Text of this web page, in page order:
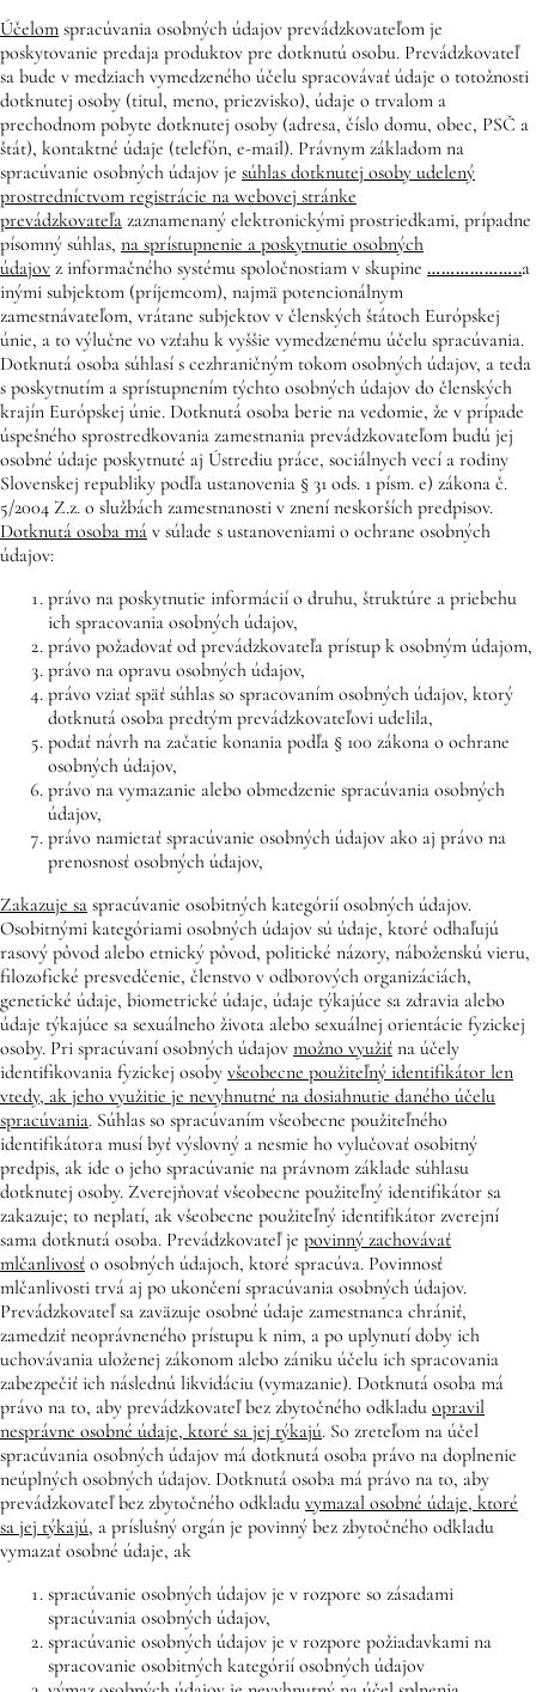
Účelom spracúvania osobných údajov prevádzkovateľom je
poskytovanie predaja produktov pre dotknutú osobu. Prevádzkovateľ
sa bude v medziach vymedzeného účelu spracovávať údaje o totožnosti
dotknutej osoby (titul, meno, priezvisko), údaje o trvalom a
prechodnom pobyte dotknutej osoby (adresa, číslo domu, obec, PSČ a
štát), kontaktné údaje (telefón, e-mail). Právnym základom na
spracúvanie osobných údajov je súhlas dotknutej osoby udelený
prostredníctvom registrácie na webovej stránke
prevádzkovateľa zaznamenaný elektronickými prostriedkami, prípadne
písomný súhlas, na sprístupnenie a poskytnutie osobných
údajov z informačného systému spoločnostiam v skupine ………………..a
inými subjektom (príjemcom), najmä potencionálnym
zamestnávateľom, vrátane subjektov v členských štátoch Európskej
únie, a to výlučne vo vzťahu k vyššie vymedzenému účelu spracúvania.
Dotknutá osoba súhlasí s cezhraničným tokom osobných údajov, a teda
s poskytnutím a sprístupnením týchto osobných údajov do členských
krajín Európskej únie. Dotknutá osoba berie na vedomie, že v prípade
úspešného sprostredkovania zamestnania prevádzkovateľom budú jej
osobné údaje poskytnuté aj Ústrediu práce, sociálnych vecí a rodiny
Slovenskej republiky podľa ustanovenia § 31 ods. 1 písm. e) zákona č.
5/2004 Z.z. o službách zamestnanosti v znení neskorších predpisov.
Dotknutá osoba má v súlade s ustanoveniami o ochrane osobných
údajov:
právo na poskytnutie informácií o druhu, štruktúre a priebehu
ich spracovania osobných údajov,
právo požadovať od prevádzkovateľa prístup k osobným údajom,
právo na opravu osobných údajov,
právo vziať späť súhlas so spracovaním osobných údajov, ktorý
dotknutá osoba predtým prevádzkovateľovi udelila,
podať návrh na začatie konania podľa § 100 zákona o ochrane
osobných údajov,
právo na vymazanie alebo obmedzenie spracúvania osobných
údajov,
právo namietať spracúvanie osobných údajov ako aj právo na
prenosnosť osobných údajov,
Zakazuje sa spracúvanie osobitných kategórií osobných údajov.
Osobitnými kategóriami osobných údajov sú údaje, ktoré odhaľujú
rasový pôvod alebo etnický pôvod, politické názory, náboženskú vieru,
filozofické presvedčenie, členstvo v odborových organizáciách,
genetické údaje, biometrické údaje, údaje týkajúce sa zdravia alebo
údaje týkajúce sa sexuálneho života alebo sexuálnej orientácie fyzickej
osoby. Pri spracúvaní osobných údajov možno využiť na účely
identifikovania fyzickej osoby všeobecne použiteľný identifikátor len
vtedy, ak jeho využitie je nevyhnutné na dosiahnutie daného účelu
spracúvania. Súhlas so spracúvaním všeobecne použiteľného
identifikátora musí byť výslovný a nesmie ho vylučovať osobitný
predpis, ak ide o jeho spracúvanie na právnom základe súhlasu
dotknutej osoby. Zverejňovať všeobecne použiteľný identifikátor sa
zakazuje; to neplatí, ak všeobecne použiteľný identifikátor zverejní
sama dotknutá osoba. Prevádzkovateľ je povinný zachovávať
mlčanlivosť o osobných údajoch, ktoré spracúva. Povinnosť
mlčanlivosti trvá aj po ukončení spracúvania osobných údajov.
Prevádzkovateľ sa zaväzuje osobné údaje zamestnanca chrániť,
zamedziť neoprávneného prístupu k nim, a po uplynutí doby ich
uchovávania uloženej zákonom alebo zániku účelu ich spracovania
zabezpečiť ich následnú likvidáciu (vymazanie). Dotknutá osoba má
právo na to, aby prevádzkovateľ bez zbytočného odkladu opravil
nesprávne osobné údaje, ktoré sa jej týkajú. So zreteľom na účel
spracúvania osobných údajov má dotknutá osoba právo na doplnenie
neúplných osobných údajov. Dotknutá osoba má právo na to, aby
prevádzkovateľ bez zbytočného odkladu vymazal osobné údaje, ktoré
sa jej týkajú, a príslušný orgán je povinný bez zbytočného odkladu
vymazať osobné údaje, ak
spracúvanie osobných údajov je v rozpore so zásadami
spracúvania osobných údajov,
spracúvanie osobných údajov je v rozpore požiadavkami na
spracovanie osobitných kategórií osobných údajov